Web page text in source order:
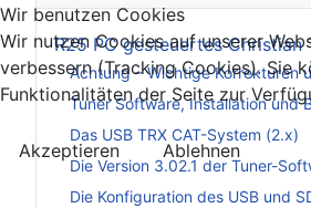
R25 PC gesteuertes Christian
Achtung – Wichtige Korrekturen
Tuner Software, Installation und
Das USB TRX CAT-System (2.x)
Die Version 3.02.1 der Tuner-
Die Konfiguration des USB und
Wir benutzen Cookies
Wir nutzen Cookies auf unserer
verbessern (Tracking Cookies). Sie
Funktionalitäten der Seite zur
Akzeptieren
Ablehnen